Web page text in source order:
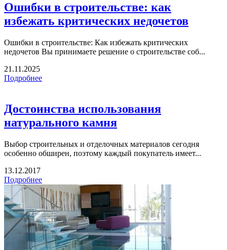
Ошибки в строительстве: как
избежать критических недочетов
Ошибки в строительстве: Как избежать критических
недочетов Вы принимаете решение о строительстве соб...
21.11.2025
Подробнее
Достоинства использования
натурального камня
Выбор строительных и отделочных материалов сегодня
особенно обширен, поэтому каждый покупатель имеет...
13.12.2017
Подробнее